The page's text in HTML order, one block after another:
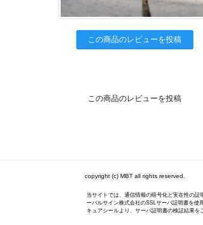
この商品のレビューを投稿
この商品のレビューを投稿
copyright (c) MBT all rights reserved.
当サイトでは、通信情報の暗号化と実在性の証
ーバルサイン株式会社のSSLサーバ証明書を使
キュアシールより、サーバ証明書の検証結果を